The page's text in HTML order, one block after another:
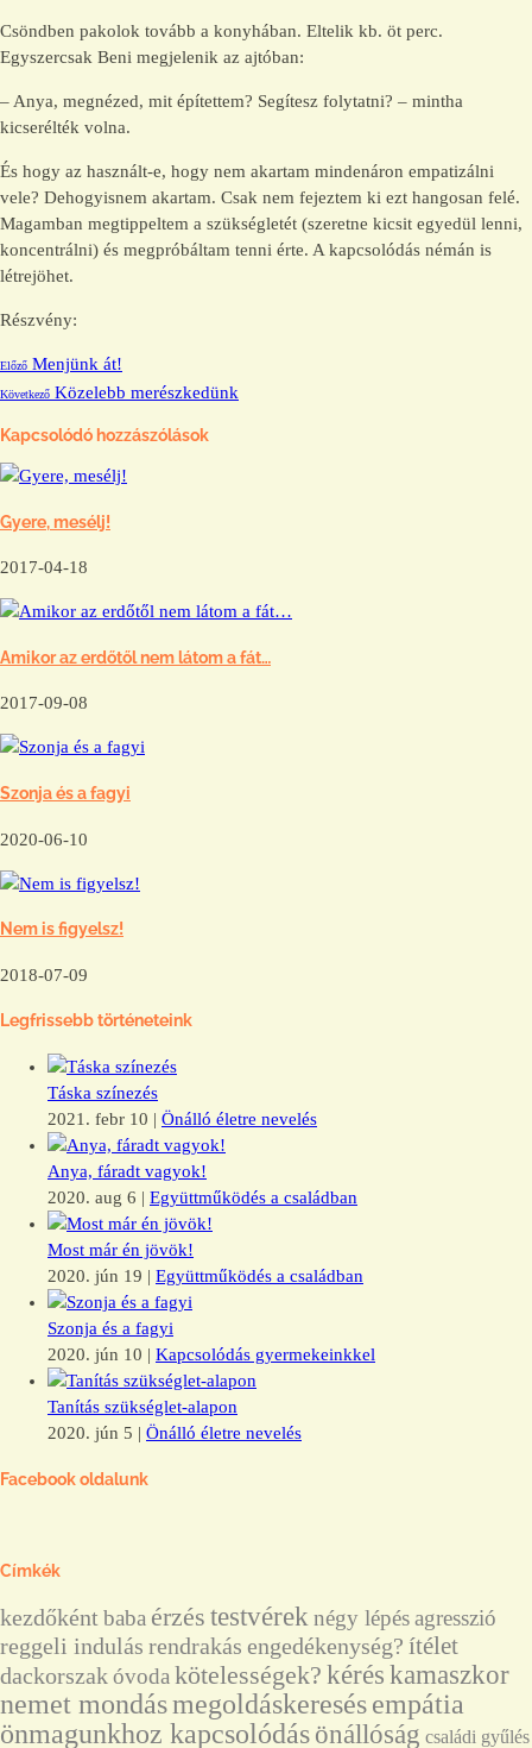
Csöndben pakolok tovább a konyhában. Eltelik kb. öt perc.
Egyszercsak Beni megjelenik az ajtóban:
– Anya, megnézed, mit építettem? Segítesz folytatni? – mintha
kicserélték volna.
És hogy az használt-e, hogy nem akartam mindenáron empatizálni
vele? Dehogyisnem akartam. Csak nem fejeztem ki ezt hangosan felé.
Magamban megtippeltem a szükségletét (szeretne kicsit egyedül lenni,
koncentrálni) és megpróbáltam tenni érte. A kapcsolódás némán is
létrejöhet.
Részvény:
Előző Menjünk át!
Következő Közelebb merészkedünk
Kapcsolódó hozzászólások
Gyere, mesélj!
2017-04-18
Amikor az erdőtől nem látom a fát…
2017-09-08
Szonja és a fagyi
2020-06-10
Nem is figyelsz!
2018-07-09
Legfrissebb történeteink
Táska színezés
2021. febr 10 | Önálló életre nevelés
Anya, fáradt vagyok!
2020. aug 6 | Együttműködés a családban
Most már én jövök!
2020. jún 19 | Együttműködés a családban
Szonja és a fagyi
2020. jún 10 | Kapcsolódás gyermekeinkkel
Tanítás szükséglet-alapon
2020. jún 5 | Önálló életre nevelés
Facebook oldalunk
Címkék
kezdőként baba érzés testvérek négy lépésagresszió
reggeli indulás rendrakás engedékenység? ítélet
dackorszak óvoda kötelességek? kérés kamaszkor
nemet mondásmegoldáskeresésempátia
önmagunkhoz kapcsolódásönállóság családi gyűlés